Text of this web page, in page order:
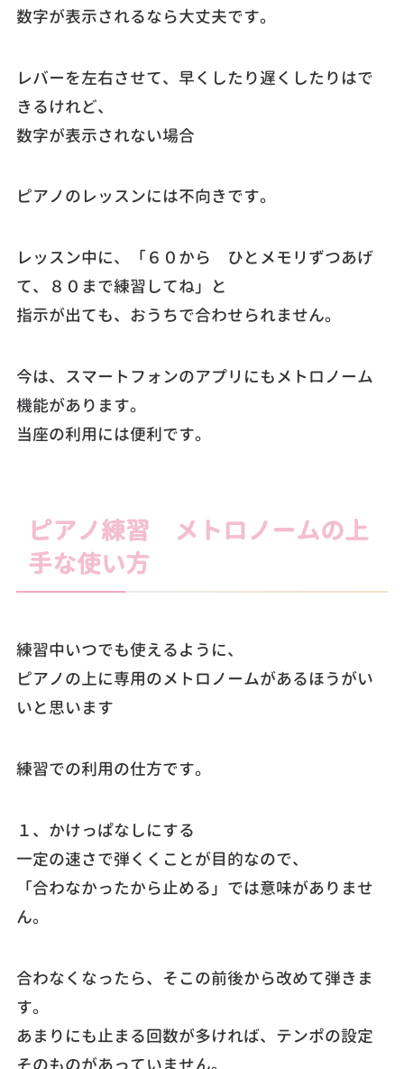
数字が表示されるなら大丈夫です。
レバーを左右させて、早くしたり遅くしたりはで
きるけれど、
数字が表示されない場合
ピアノのレッスンには不向きです。
レッスン中に、「６０から ひとメモリずつあげ
て、８０まで練習してね」と
指示が出ても、おうちで合わせられません。
今は、スマートフォンのアプリにもメトロノーム
機能があります。
当座の利用には便利です。
ピアノ練習 メトロノームの上
手な使い方
練習中いつでも使えるように、
ピアノの上に専用のメトロノームがあるほうがい
いと思います
練習での利用の仕方です。
１、かけっぱなしにする
一定の速さで弾くくことが目的なので、
「合わなかったから止める」では意味がありませ
ん。
合わなくなったら、そこの前後から改めて弾きま
す。
あまりにも止まる回数が多ければ、テンポの設定